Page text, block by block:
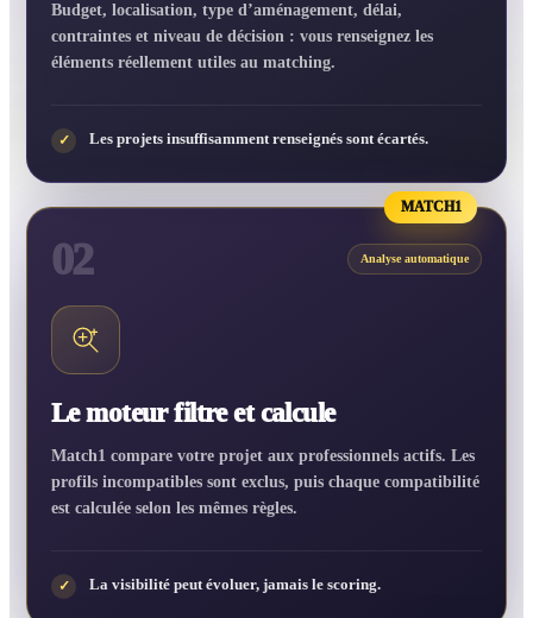
Budget, localisation, type d’aménagement, délai,
contraintes et niveau de décision : vous renseignez les
éléments réellement utiles au matching.
✓ Les projets insuffisamment renseignés sont écartés.
MATCH1
02 Analyse automatique
Le moteur filtre et calcule
Match1 compare votre projet aux professionnels actifs. Les
profils incompatibles sont exclus, puis chaque compatibilité
est calculée selon les mêmes règles.
✓ La visibilité peut évoluer, jamais le scoring.